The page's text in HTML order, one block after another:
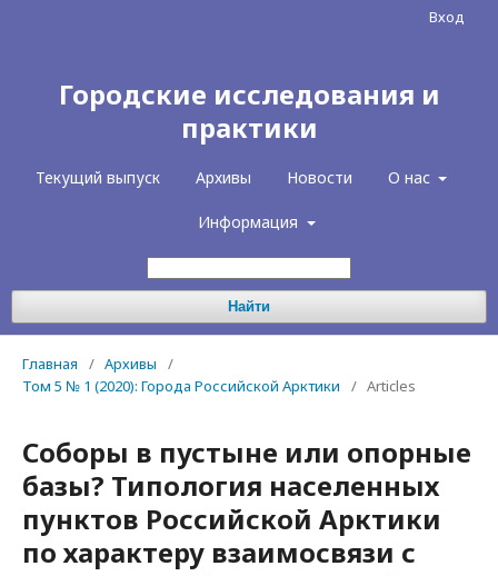
Городские исследования и
практики
Текущий выпуск Архивы Новости О нас
Информация
Найти
Вход
Главная / Архивы
/
Том 5 № 1 (2020): Города Российской Арктики
/ Articles
Соборы в пустыне или опорные
базы? Типология населенных
пунктов Российской Арктики
по характеру взаимосвязи с